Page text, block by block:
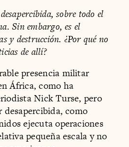
sobre todo el
Sin embargo, es el
y destrucción. ¿Por qué no
de allí?
presencia militar
África, como ha
Nick Turse, pero
desapercibida, como
ejecuta operaciones
pequeña escala y no